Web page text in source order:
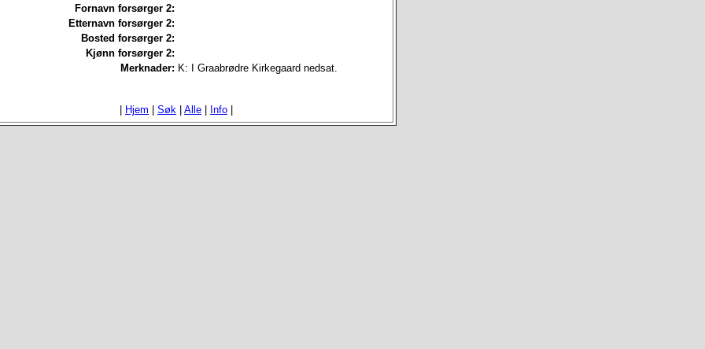
Fornavn forsørger 2:
Etternavn forsørger 2:
Bosted forsørger 2:
Kjønn forsørger 2:
Merknader: K: I Graabrødre Kirkegaard nedsat.
Hjem Søk Alle Info